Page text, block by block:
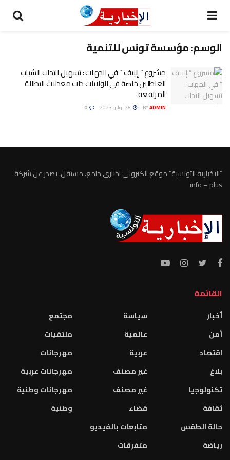
الوسم:مؤسسة تونس للتنمية
مشروع ” إلييف ” في الجهات : تسهيل انتداب الشباب
العاطلين خاصة في الولايات ذات معدلات البطالة
المرتفعة
BYADMIN
“الاخبارية التونسية” موقع الكتروني اخباري جامع، مستقل، يصدر عن شركة
info – plus
القائمة
أخبار
أمن
اقتصاد
بلاغ
تكنولوجيا
ثقافة
حالة الطقس
رياضة
سياسة
عالمية
عربية
غير مصنف
غير مصنف
قضاء
متابعات بالفيديو
متفرقات
مجتمع
ملتقيات
مهرجانات
مهرجانات عربية
مهرجانات وطنية
وطنية